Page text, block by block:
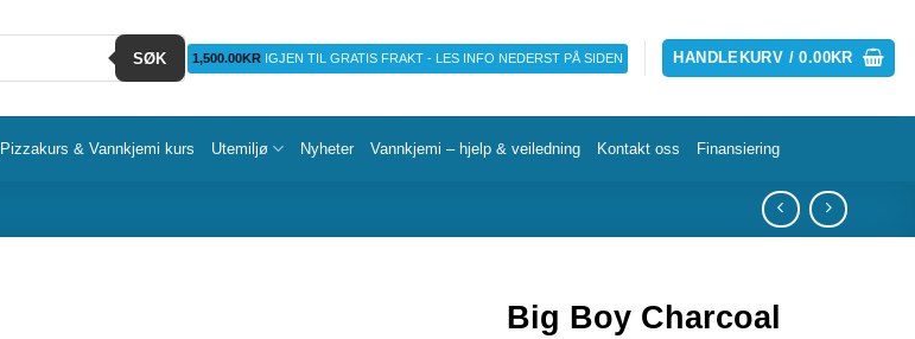
SØK 1,500.00KRIGJEN TIL GRATIS FRAKT - LES INFO NEDERST PÅ SIDEN HANDLEKURV /0.00KR
Pizzakurs & Vannkjemi kurs Utemiljø Nyheter Vannkjemi – hjelp & veiledning Kontakt oss Finansiering
Big Boy Charcoal